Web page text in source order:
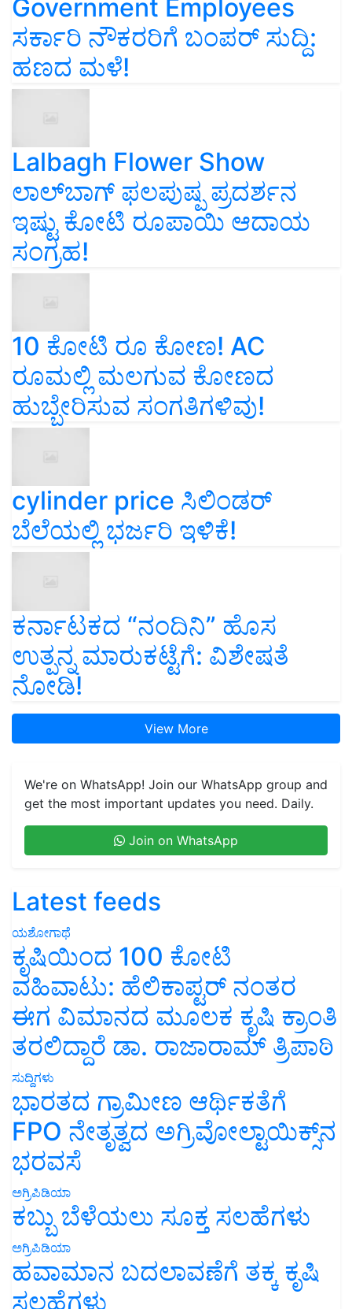
Government Employees
ಸರ್ಕಾರಿ ನೌಕರರಿಗೆ ಬಂಪರ್‌ ಸುದ್ದಿ:
ಹಣದ ಮಳೆ!
Lalbagh Flower Show
ಲಾಲ್‌ಬಾಗ್ ಫಲಪುಷ್ಪ ಪ್ರದರ್ಶನ
ಇಷ್ಟು ಕೋಟಿ ರೂಪಾಯಿ ಆದಾಯ
ಸಂಗ್ರಹ!
10 ಕೋಟಿ ರೂ ಕೋಣ! AC
ರೂಮಲ್ಲಿ ಮಲಗುವ ಕೋಣದ
ಹುಬ್ಬೇರಿಸುವ ಸಂಗತಿಗಳಿವು!
cylinder price ಸಿಲಿಂಡರ್‌
ಬೆಲೆಯಲ್ಲಿ ಭರ್ಜರಿ ಇಳಿಕೆ!
ಕರ್ನಾಟಕದ “ನಂದಿನಿ” ಹೊಸ
ಉತ್ಪನ್ನ ಮಾರುಕಟ್ಟೆಗೆ: ವಿಶೇಷತೆ
ನೋಡಿ!
View More
We're on WhatsApp! Join our WhatsApp group and
get the most important updates you need. Daily.
Join on WhatsApp
Latest feeds
ಯಶೋಗಾಥೆ
ಕೃಷಿಯಿಂದ 100 ಕೋಟಿ
ವಹಿವಾಟು: ಹೆಲಿಕಾಪ್ಟರ್ ನಂತರ
ಈಗ ವಿಮಾನದ ಮೂಲಕ ಕೃಷಿ ಕ್ರಾಂತಿ
ತರಲಿದ್ದಾರೆ ಡಾ. ರಾಜಾರಾಮ್ ತ್ರಿಪಾಠಿ
ಸುದ್ದಿಗಳು
ಭಾರತದ ಗ್ರಾಮೀಣ ಆರ್ಥಿಕತೆಗೆ
FPO ನೇತೃತ್ವದ ಅಗ್ರಿವೋಲ್ಟಾಯಿಕ್ಸ್‌ನ
ಭರವಸೆ
ಅಗ್ರಿಪಿಡಿಯಾ
ಕಬ್ಬು ಬೆಳೆಯಲು ಸೂಕ್ತ ಸಲಹೆಗಳು
ಅಗ್ರಿಪಿಡಿಯಾ
ಹವಾಮಾನ ಬದಲಾವಣೆಗೆ ತಕ್ಕ ಕೃಷಿ
ಸಲಹೆಗಳು